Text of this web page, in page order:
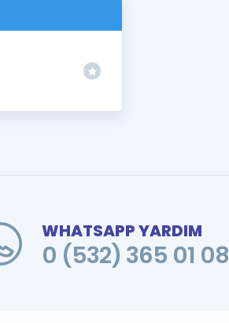
WHATSAPP YARDIM
0 (532) 365 01 08